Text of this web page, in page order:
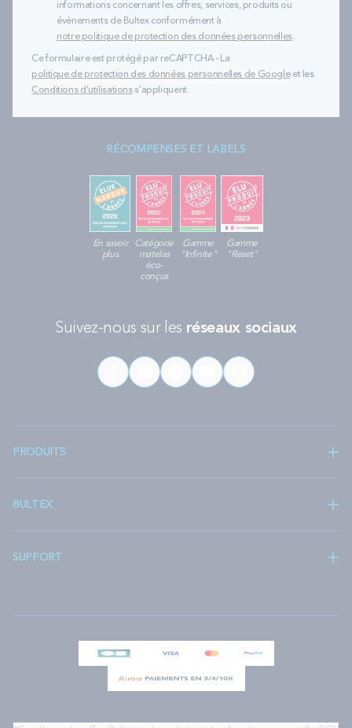
informations concernant les offres, services, produits ou
évènements de Bultex conformément à
notre politique de protection des données personnelles.
Ce formulaire est protégé par reCAPTCHA - La
politique de protection des données personnelles de Googleet les
Conditions d'utilisationss'appliquent.
RÉCOMPENSES ET LABELS
En savoir
plus
Catégorie
matelas
éco-
conçus
Gamme
"Infinite"
Gamme
"Reset"
Suivez-nous sur les réseaux sociaux
PRODUITS
BULTEX
SUPPORT